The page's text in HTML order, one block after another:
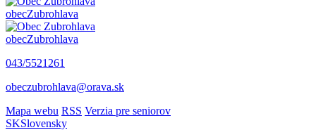
obecZubrohlava
obecZubrohlava
043/5521261
obeczubrohlava@orava.sk
Mapa webu RSS Verzia pre seniorov
SKSlovensky